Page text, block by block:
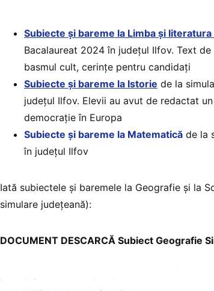
Subiecte și bareme la Limba și
Bacalaureat 2024 în județul Ilfov. Text
basmul cult, cerințe pentru candidați
Subiecte și bareme la Istorie de la
județul Ilfov. Elevii au avut de redactat
democraţie în Europa
Subiecte și bareme la Matematică de la
în județul Ilfov
Iată subiectele și baremele la Geografie și la
simulare județeană):
DOCUMENT DESCARCĂ Subiect Geografie